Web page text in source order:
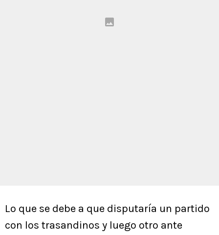
Lo que se debe a que disputaría un partido
con los trasandinos y luego otro ante